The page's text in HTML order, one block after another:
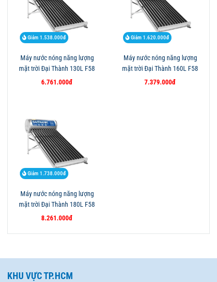
Giảm 1.538.000đ
Máy nước nóng năng lượng
mặt trời Đại Thành 130L F58
6.761.000đ
Giảm 1.620.000đ
Máy nước nóng năng lượng
mặt trời Đại Thành 160L F58
7.379.000đ
Giảm 1.738.000đ
Máy nước nóng năng lượng
mặt trời Đại Thành 180L F58
8.261.000đ
KHU VỰC TP.HCM